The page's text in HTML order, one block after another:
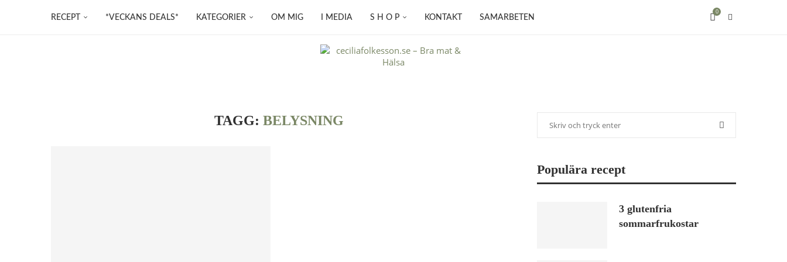
RECEPT *VECKANS DEALS* KATEGORIER OM MIG I MEDIA S H O P KONTAKT SAMARBETEN
0
TAGG:BELYSNING
Populära recept
3 glutenfria
sommarfrukostar